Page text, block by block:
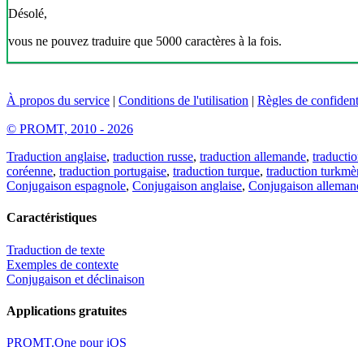
Désolé,
vous ne pouvez traduire que 5000 caractères à la fois.
À propos du service | Conditions de l'utilisation | Règles de
© PROMT, 2010 - 2026
Traduction anglaise, traduction russe, traduction allemande,
coréenne, traduction portugaise, traduction turque, traduction
Conjugaison espagnole, Conjugaison anglaise, Conjugaison
Caractéristiques
Traduction de texte
Exemples de contexte
Conjugaison et déclinaison
Applications gratuites
PROMT.One pour iOS